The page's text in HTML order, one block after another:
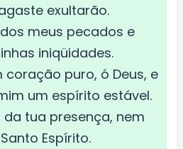
exultarão.
meus pecados e
iniqüidades.
coração puro, ó Deus, e
um espírito estável.
da tua presença, nem
Espírito.